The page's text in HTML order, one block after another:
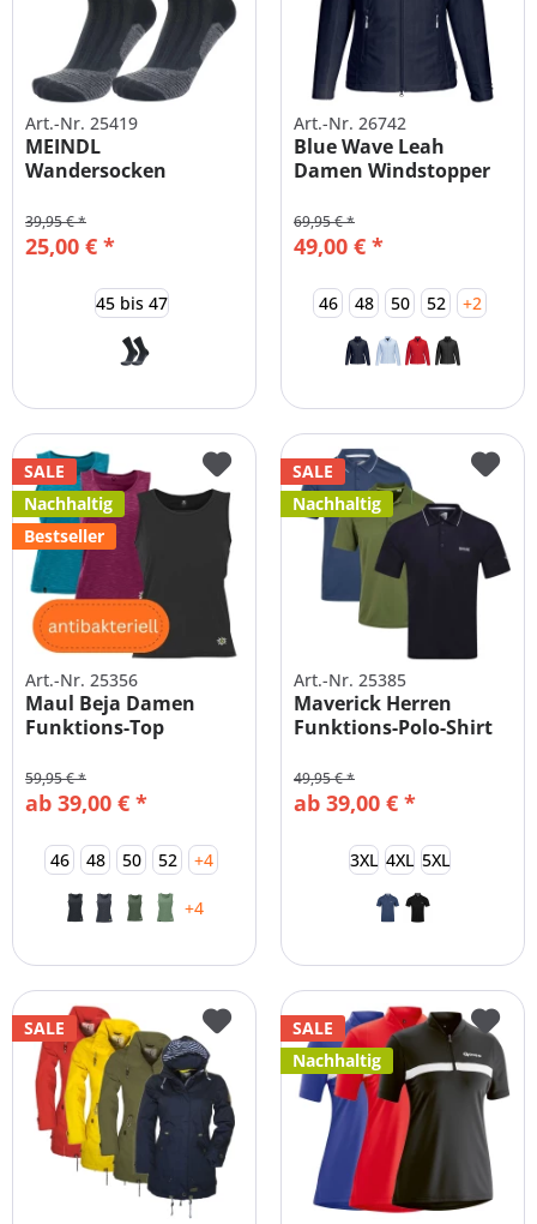
Art.-Nr. 25419
MEINDL
Wandersocken
DOPPELPACK
25,00 € *
39,95 € *
45 bis 47
Art.-Nr. 26742
Blue Wave Leah
Damen Windstopper
49,00 € *
69,95 € *
46 48 50 52 +2
SALE
Nachhaltig
Bestseller
Art.-Nr. 25356
Maul Beja Damen
Funktions-Top
ab 39,00 € *
59,95 € *
46 48 50 52 +4
+4
SALE
Nachhaltig
Art.-Nr. 25385
Maverick Herren
Funktions-Polo-Shirt
ab 39,00 € *
49,95 € *
3XL 4XL 5XL
SALE
SALE
Nachhaltig